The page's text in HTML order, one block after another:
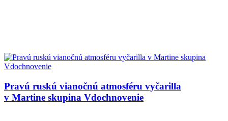
Pravú ruskú vianočnú atmosféru vyčarilla
v Martine skupina Vdochnovenie